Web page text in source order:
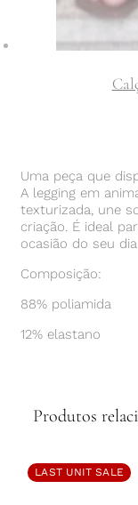
Uma peça que
A legging em
texturizada, une
criação. É ideal
ocasião do seu
Composição:
88% poliamida
12% elastano
Produtos
LAST UNIT SALE